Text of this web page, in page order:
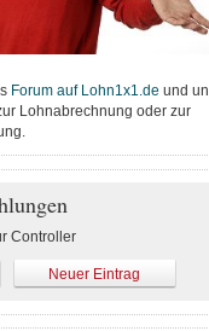
Forum auf Lohn1x1.de und
Lohnabrechnung oder zur
Controller
Neuer Eintrag